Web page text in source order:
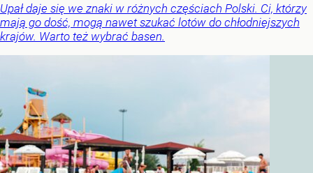
Upał daje się we znaki w różnych częściach Polski. Ci, którzy
mają go dość, mogą nawet szukać lotów do chłodniejszych
krajów. Warto też wybrać basen.